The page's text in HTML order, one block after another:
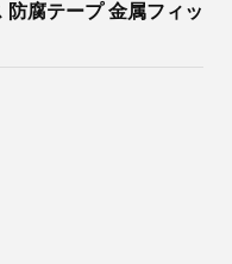
腐テープ 金属フィッ